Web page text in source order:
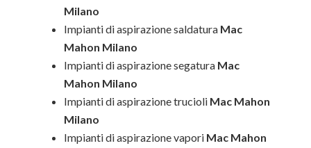
Milano
Impianti di aspirazione saldatura Mac
Mahon Milano
Impianti di aspirazione segatura Mac
Mahon Milano
Impianti di aspirazione trucioli Mac Mahon
Milano
Impianti di aspirazione vapori Mac Mahon